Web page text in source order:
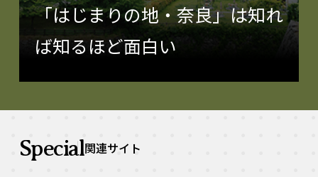
「はじまりの地・奈良」は知れ
ば知るほど面白い
Special関連サイト